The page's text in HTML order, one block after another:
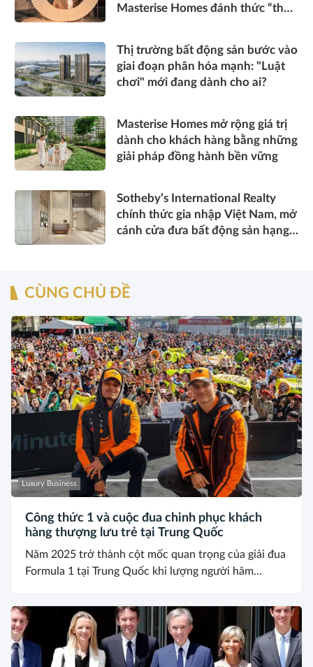
Masterise Homes đánh thức “thấu
Thị trường bất động sản bước vào
giai đoạn phân hóa mạnh: "Luật
chơi" mới đang dành cho ai?
Masterise Homes mở rộng giá trị
dành cho khách hàng bằng những
giải pháp đồng hành bền vững
Sotheby’s International Realty
chính thức gia nhập Việt Nam, mở
cánh cửa đưa bất động sản hạng
CÙNG CHỦ ĐỀ
Luxury Business
Công thức 1 và cuộc đua chinh phục khách
hàng thượng lưu trẻ tại Trung Quốc
Năm 2025 trở thành cột mốc quan trọng của giải đua
Formula 1 tại Trung Quốc khi lượng người hâm...